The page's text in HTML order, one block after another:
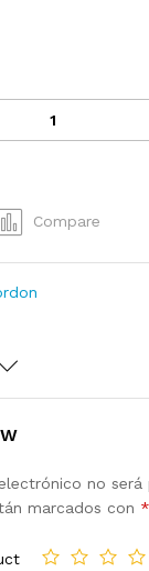
Compare
no será
marcados con *